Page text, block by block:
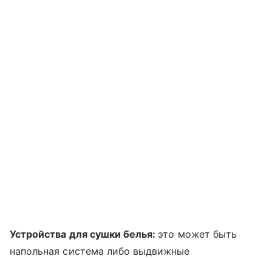
Устройства для сушки белья: это может быть
напольная система либо выдвижные